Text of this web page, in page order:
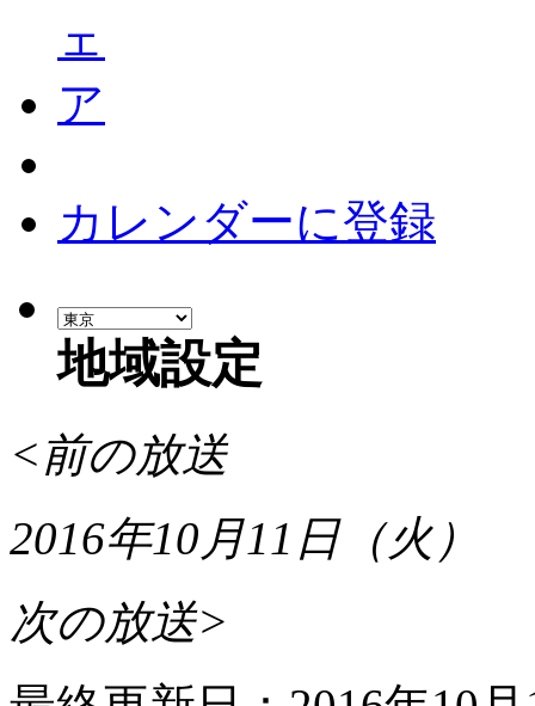
カレンダーに登録
地域設定
<前の放送
2016年10月11日（火）
次の放送>